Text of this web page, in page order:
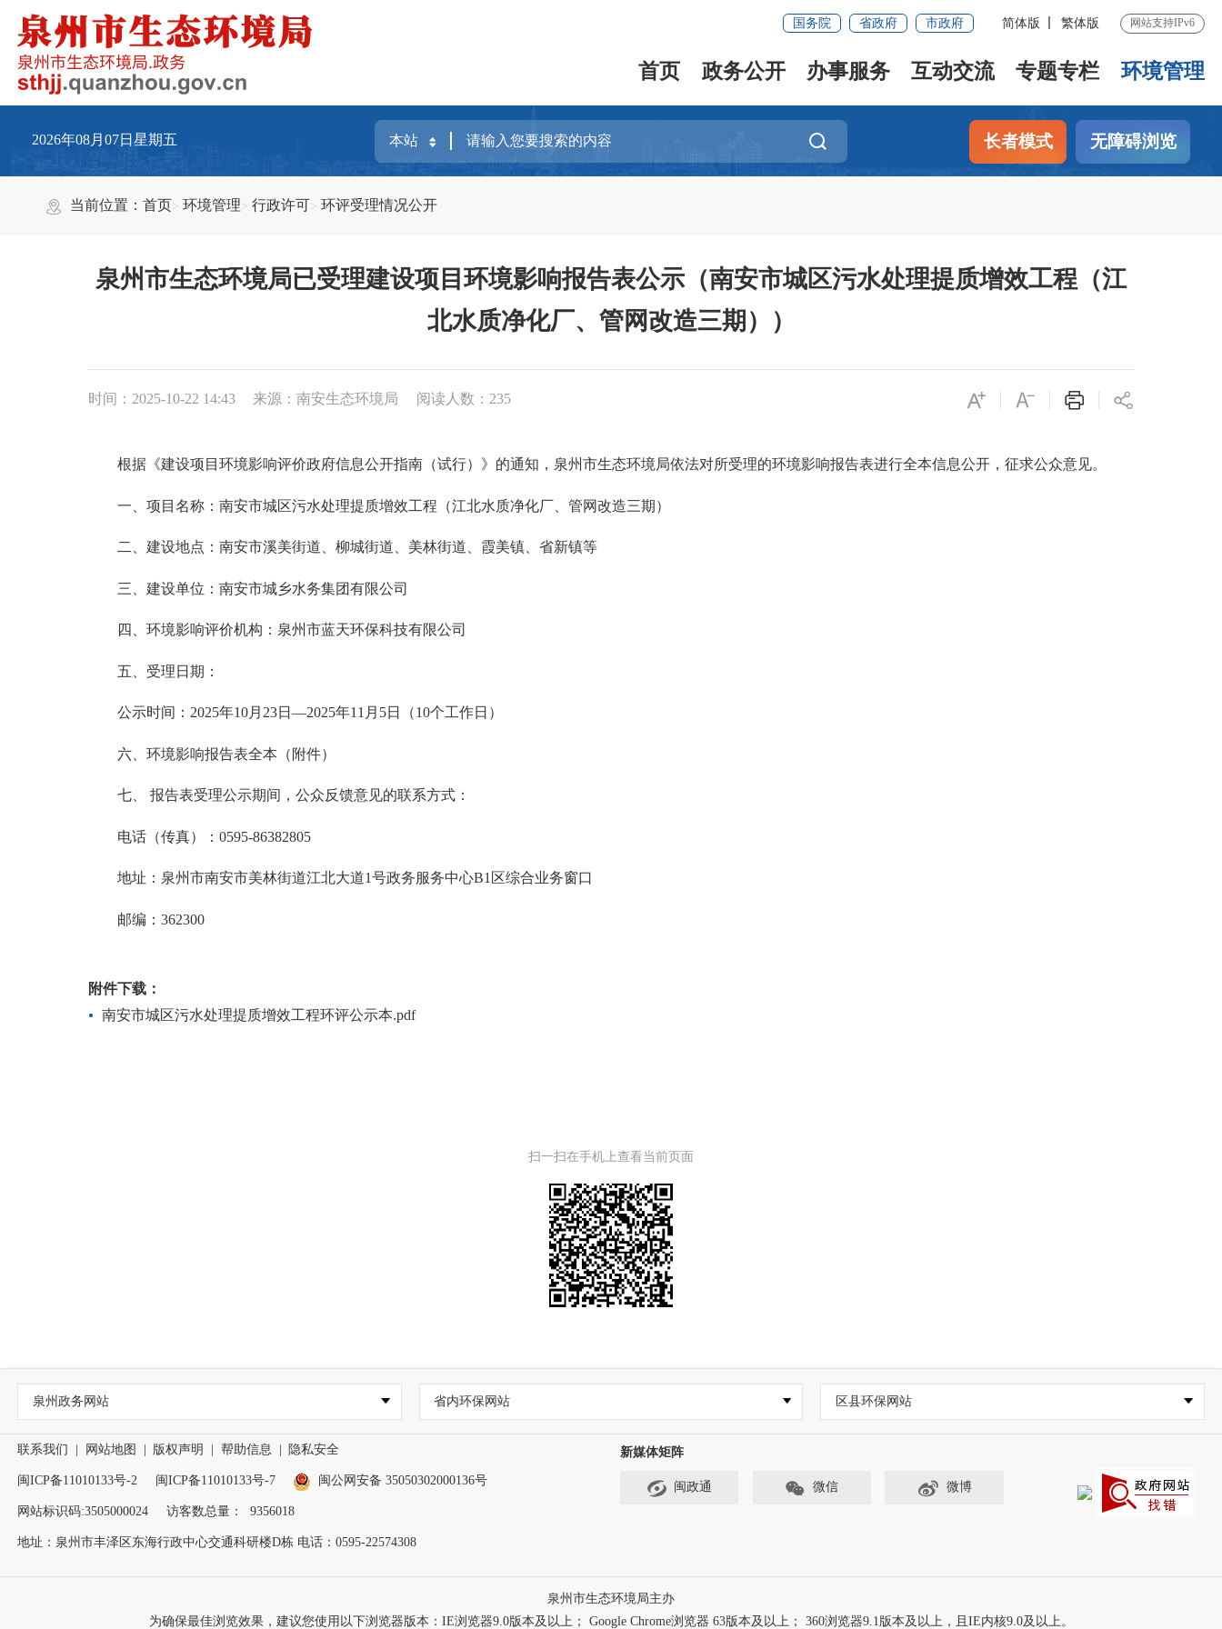
国务院 省政府 市政府 简体版 繁体版 网站支持IPv6
首页 政务公开 办事服务 互动交流 专题专栏 环境管理
2026年08月07日星期五 长者模式 无障碍浏览
当前位置：首页 环境管理 行政许可 环评受理情况公开
泉州市生态环境局已受理建设项目环境影响报告表公示（南安市城区污水处理提质增效工程（江
北水质净化厂、管网改造三期））
时间：2025-10-22 14:43 来源：南安生态环境局 阅读人数： 235
根据《建设项目环境影响评价政府信息公开指南（试行）》的通知，泉州市生态环境局依法对所受理的环境影响报告表进行全本信息公开，征求公众意见。
一、项目名称：南安市城区污水处理提质增效工程（江北水质净化厂、管网改造三期）
二、建设地点：南安市溪美街道、柳城街道、美林街道、霞美镇、省新镇等
三、建设单位：南安市城乡水务集团有限公司
四、环境影响评价机构： 泉州市蓝天环保科技有限公司
五、受理日期：
公示时间： 2025年10月 23日 —2025年11 月 5日（10个工作日）
六、环境影响报告表全本（附件）
七、 报告表受理公示期间，公众反馈意见的联系方式：
电话（传真）： 0595-86382805
地址：泉州市南安市美林街道江北大道1号政务服务中心B1区综合业务窗口
邮编： 362300
附件下载：
南安市城区污水处理提质增效工程环评公示本.pdf
扫一扫在手机上查看当前页面
泉州政务网站 省内环保网站 区县环保网站
联系我们 网站地图 版权声明 帮助信息 隐私安全
闽ICP备11010133号-2 闽ICP备11010133号-7 闽公网安备 35050302000136号
网站标识码:3505000024 访客数总量： 9356018
地址：泉州市丰泽区东海行政中心交通科研楼D栋 电话：0595-22574308
新媒体矩阵
闽政通 微信 微博
泉州市生态环境局主办
为确保最佳浏览效果，建议您使用以下浏览器版本：IE浏览器9.0版本及以上； Google Chrome浏览器 63版本及以上； 360浏览器9.1版本及以上，且IE内核9.0及以上。